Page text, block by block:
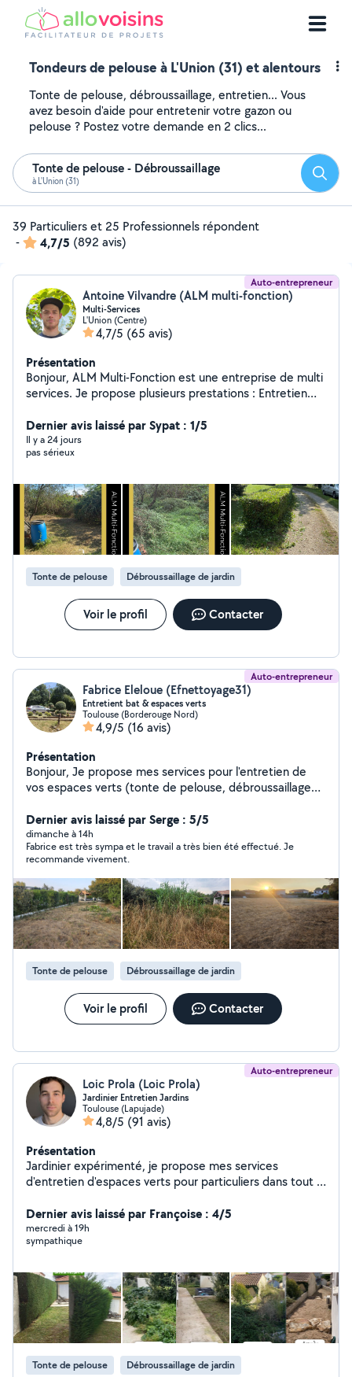
Tondeurs de pelouse à L'Union (31) et alentours
Tonte de pelouse, débroussaillage, entretien... Vous
avez besoin d'aide pour entretenir votre gazon ou
pelouse ? Postez votre demande en 2 clics...
Tonte de pelouse - Débroussaillage
à L'Union (31)
39 Particuliers et 25 Professionnels répondent
-
4,7/5 (892 avis)
Auto-entrepreneur
Antoine Vilvandre (ALM multi-fonction)
Multi-Services
L'Union (Centre)
4,7/5 (65 avis)
Présentation
Bonjour, ALM Multi-Fonction est une entreprise de multi
services. Je propose plusieurs prestations : Entretien
propose aussi les 50% de crédits d'impôts immédiat.
Pour plus de renseignements vous pouvez regarder sur
mon site internet qui sera sur le Instagram ou veuillez
l'entreprise: alm_multifonction
Dernier avis laissé par Sypat : 1/5
Il y a 24 jours
pas sérieux
Tonte de pelouse Débroussaillage de jardin
Voir le profil Contacter
Auto-entrepreneur
Fabrice Eleloue (Efnettoyage31)
Entretient bat & espaces verts
Toulouse (Borderouge Nord)
4,9/5 (16 avis)
Présentation
Bonjour, Je propose mes services pour l'entretien de
vos espaces verts (tonte de pelouse, débroussaillage
propre matériel professionnel (tondeuse,
débroussailleuse thermique). Je suis sérieux, ponctuel
et je laisse le terrain propre. Disponible pour des
interventions rapides sur Toulouse et ses environs.
Dernier avis laissé par Serge : 5/5
dimanche à 14h
Fabrice est très sympa et le travail a très bien été effectué. Je
recommande vivement.
Tonte de pelouse Débroussaillage de jardin
Voir le profil Contacter
Auto-entrepreneur
Loic Prola (Loic Prola)
Jardinier Entretien Jardins
Toulouse (Lapujade)
4,8/5 (91 avis)
Présentation
Jardinier expérimenté, je propose mes services
d'entretien d'espaces verts pour particuliers dans tout le
(tondeuse et grandes surfaces au tracteur)
Débroussaillage Taille de haies Soufflage de feuilles
Désherbage et entretien général Je possède tout le
l'évacuation des déchets verts Plusieurs années
d'expérience Intervention rapide dans tout le 31 (Haute-
Garonne) Devis gratuit sur demande
Dernier avis laissé par Françoise : 4/5
mercredi à 19h
sympathique
Tonte de pelouse Débroussaillage de jardin